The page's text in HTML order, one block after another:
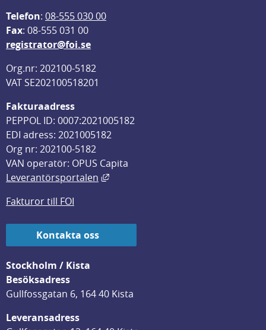
Telefon: 08-555 030 00
Fax: 08-555 031 00
registrator@foi.se
Org.nr: 202100-5182
VAT SE202100518201
Fakturaadress
PEPPOL ID: 0007:2021005182
EDI adress: 2021005182
Org nr: 202100-5182
VAN operatör: OPUS Capita
Leverantörsportalen
Länk till annan webbplats, öppnas
Fakturor till FOI
Kontakta oss
Stockholm / Kista
Besöksadress
Gullfossgatan 6, 164 40 Kista
Leveransadress